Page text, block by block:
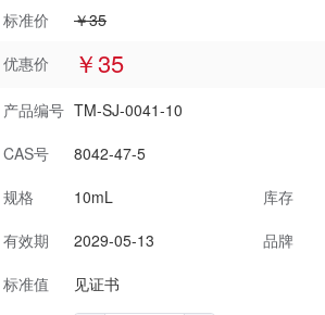
标准价
￥35
优惠价
￥35
产品编号 TM-SJ-0041-10
CAS号
8042-47-5
规格
10mL 库存
有效期
2029-05-13 品牌
标准值
见证书